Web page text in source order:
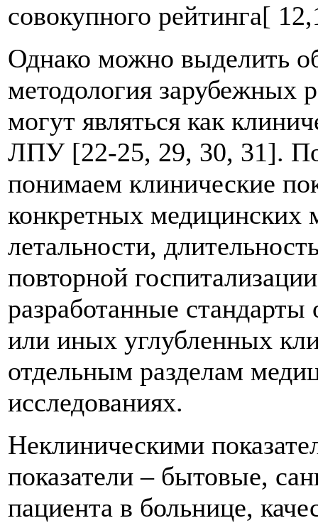
совокупного рейтинга[
Однако можно выделить
методология зарубежных
могут являться как
ЛПУ [22-25, 29, 30, 31].
понимаем клинические
конкретных медицинских
летальности,
повторной
разработанные
или иных углубленных
отдельным разделам
исследованиях.
Неклиническими
показатели – бытовые,
пациента в больнице,